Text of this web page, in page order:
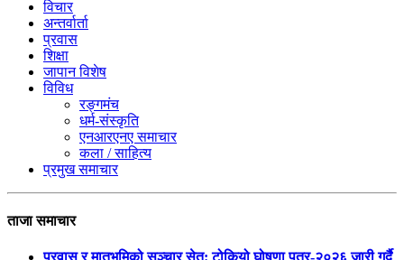
विचार
अन्तर्वार्ता
प्रवास
शिक्षा
जापान विशेष
विविध
रङ्गमंच
धर्म-संस्कृति
एनआरएनए समाचार
कला / साहित्य
प्रमुख समाचार
ताजा समाचार
प्रवास र मातृभूमिको सञ्चार सेतु: टोकियो घोषणा पत्र-२०२६ जारी गर्दै